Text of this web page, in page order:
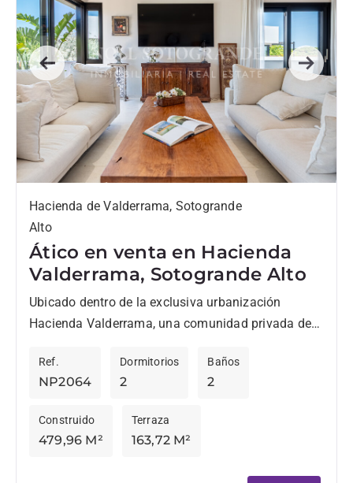
Previous Next
Hacienda de Valderrama, Sotogrande
Alto
Ático en venta en Hacienda
Valderrama, Sotogrande Alto
Ubicado dentro de la exclusiva urbanización
Hacienda Valderrama, una comunidad privada de
campo de golf Valderrama, este...
NP2064
Ref.
2
Dormitorios
2
Baños
479,96 M²
Construido
163,72 M²
Terraza